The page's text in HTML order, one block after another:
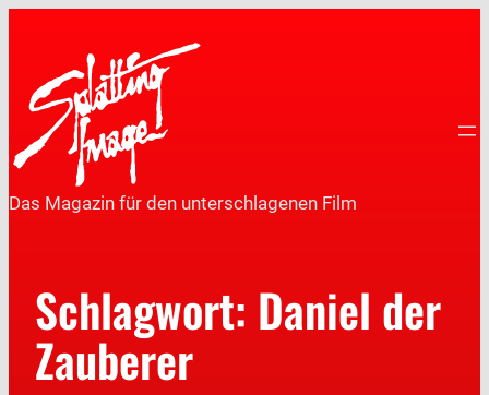
Das Magazin für den unterschlagenen Film
Schlagwort: Daniel der
Zauberer